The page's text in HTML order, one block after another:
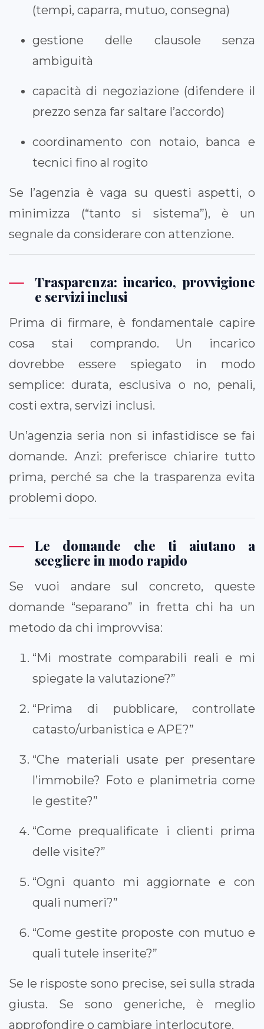
(tempi, caparra, mutuo, consegna)
gestione delle clausole senza
ambiguità
capacità di negoziazione (difendere il
prezzo senza far saltare l’accordo)
coordinamento con notaio, banca e
tecnici fino al rogito
Se l’agenzia è vaga su questi aspetti, o
minimizza (“tanto si sistema”), è un
segnale da considerare con attenzione.
Trasparenza: incarico, provvigione
e servizi inclusi
Prima di firmare, è fondamentale capire
cosa stai comprando. Un incarico
dovrebbe essere spiegato in modo
semplice: durata, esclusiva o no, penali,
costi extra, servizi inclusi.
Un’agenzia seria non si infastidisce se fai
domande. Anzi: preferisce chiarire tutto
prima, perché sa che la trasparenza evita
problemi dopo.
Le domande che ti aiutano a
scegliere in modo rapido
Se vuoi andare sul concreto, queste
domande “separano” in fretta chi ha un
metodo da chi improvvisa:
“Mi mostrate comparabili reali e mi
spiegate la valutazione?”
“Prima di pubblicare, controllate
catasto/urbanistica e APE?”
“Che materiali usate per presentare
l’immobile? Foto e planimetria come
le gestite?”
“Come prequalificate i clienti prima
delle visite?”
“Ogni quanto mi aggiornate e con
quali numeri?”
“Come gestite proposte con mutuo e
quali tutele inserite?”
Se le risposte sono precise, sei sulla strada
giusta. Se sono generiche, è meglio
approfondire o cambiare interlocutore.